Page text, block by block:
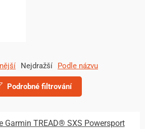
Nejdražší Podle názvu
Podrobné filtrování
Garmin TREAD® SXS Powersport